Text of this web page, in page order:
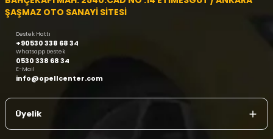
ŞAŞMAZ OTO SANAYİ SİTESİ
Destek Hattı
+90530 338 68 34
Whatsapp Destek
0530 338 68 34
E-Mail
info@opellcenter.com
Üyelik